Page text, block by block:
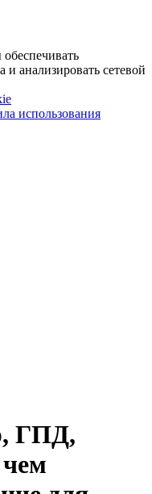
анализировать сетевой
использования
ГПД,